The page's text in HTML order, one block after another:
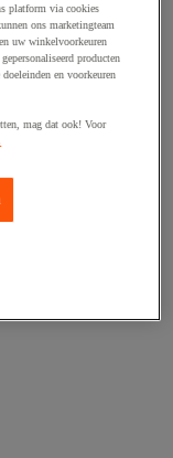
platform via cookies
ons marketingteam
uw winkelvoorkeuren
producten
en voorkeuren
mag dat ook! Voor